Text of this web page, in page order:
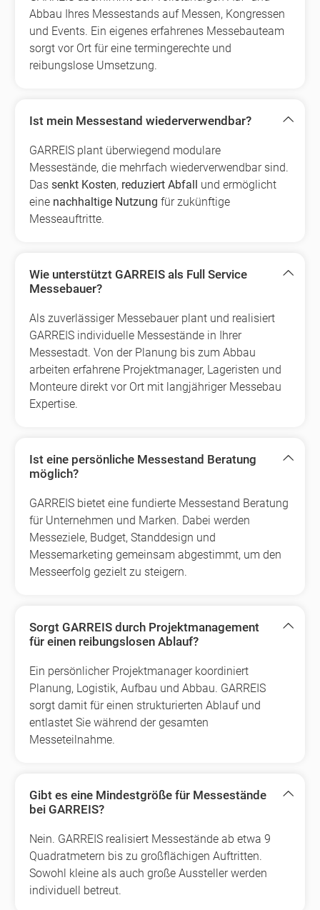
Abbau Ihres Messestands auf Messen, Kongressen
und Events. Ein eigenes erfahrenes Messebauteam
sorgt vor Ort für eine termingerechte und
reibungslose Umsetzung.
Ist mein Messestand wiederverwendbar?
GARREIS plant überwiegend modulare
Messestände, die mehrfach wiederverwendbar sind.
Das senkt Kosten, reduziert Abfall und ermöglicht
eine nachhaltige Nutzung für zukünftige
Messeauftritte.
Wie unterstützt GARREIS als Full Service
Messebauer?
Als zuverlässiger Messebauer plant und realisiert
GARREIS individuelle Messestände in Ihrer
Messestadt. Von der Planung bis zum Abbau
arbeiten erfahrene Projektmanager, Lageristen und
Monteure direkt vor Ort mit langjähriger Messebau
Expertise.
Ist eine persönliche Messestand Beratung
möglich?
GARREIS bietet eine fundierte Messestand Beratung
für Unternehmen und Marken. Dabei werden
Messeziele, Budget, Standdesign und
Messemarketing gemeinsam abgestimmt, um den
Messeerfolg gezielt zu steigern.
Sorgt GARREIS durch Projektmanagement
für einen reibungslosen Ablauf?
Ein persönlicher Projektmanager koordiniert
Planung, Logistik, Aufbau und Abbau. GARREIS
sorgt damit für einen strukturierten Ablauf und
entlastet Sie während der gesamten
Messeteilnahme.
Gibt es eine Mindestgröße für Messestände
bei GARREIS?
Nein. GARREIS realisiert Messestände ab etwa 9
Quadratmetern bis zu großflächigen Auftritten.
Sowohl kleine als auch große Aussteller werden
individuell betreut.